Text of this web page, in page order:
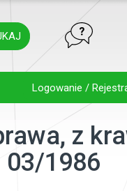
Logowanie /
z
03/1986